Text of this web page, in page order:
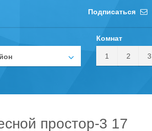
Подписаться
Комнат
1 2 3
простор-3 17